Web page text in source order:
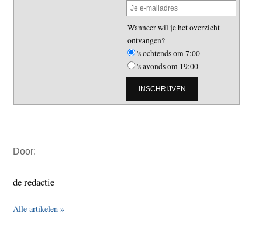
Wanneer wil je het overzicht
ontvangen?
's ochtends om 7:00
's avonds om 19:00
Sidebar
Door:
de redactie
Alle artikelen »